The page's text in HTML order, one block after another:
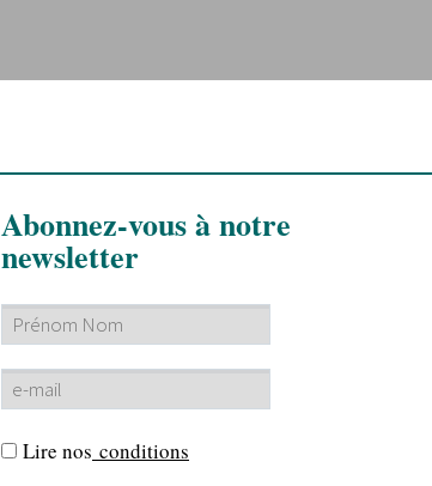
Abonnez-vous à notre
newsletter
Lire nos conditions